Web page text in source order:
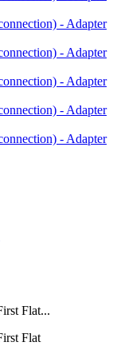
Flat...
Flat